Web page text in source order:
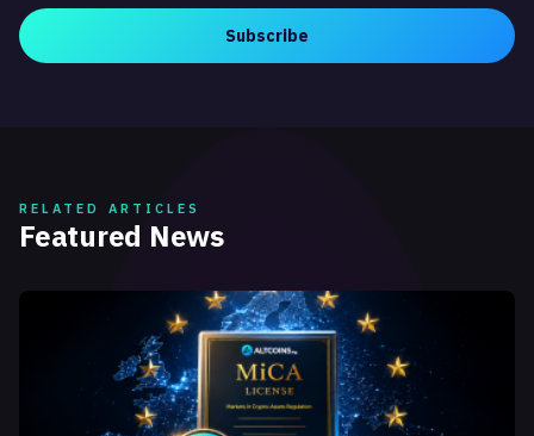
Subscribe
RELATED ARTICLES
Featured News